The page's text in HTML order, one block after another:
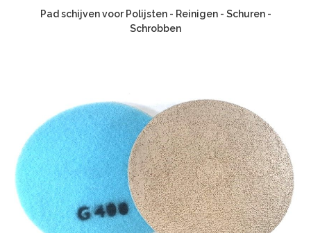
Pad schijven voor Polijsten - Reinigen - Schuren -
Schrobben